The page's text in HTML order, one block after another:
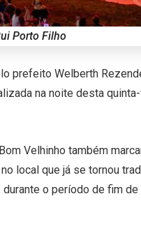
Porto Filho
prefeito Welberth
na noite desta
Velhinho também
local que já se tornou
o período de fim de